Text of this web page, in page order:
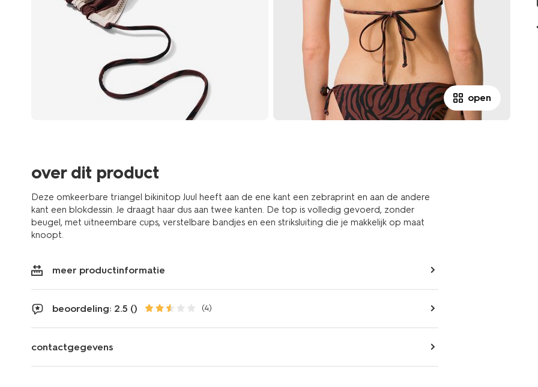
open
over dit product
Deze omkeerbare triangel bikinitop Juul heeft aan de ene kant een zebraprint en aan de andere
kant een blokdessin. Je draagt haar dus aan twee kanten. De top is volledig gevoerd, zonder
beugel, met uitneembare cups, verstelbare bandjes en een striksluiting die je makkelijk op maat
knoopt.
meer productinformatie
beoordeling: 2.5 () (4)
contactgegevens